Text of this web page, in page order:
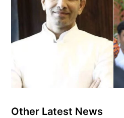
Other Latest News